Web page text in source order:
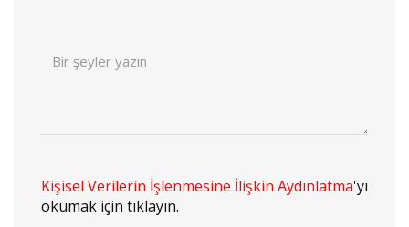
Kişisel Verilerin İşlenmesine İlişkin Aydınlatma'yı
okumak için tıklayın.